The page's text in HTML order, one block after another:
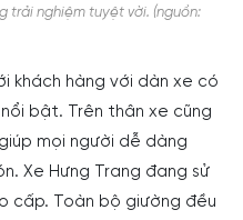
trải nghiệm tuyệt vời. (nguồn:
khách hàng với dàn xe có
bật. Trên thân xe cũng
mọi người dễ dàng
Xe Hưng Trang đang sử
cấp. Toàn bộ giường đều